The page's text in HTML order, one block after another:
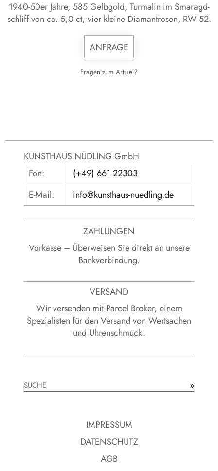
1940-50er Jahre, 585 Gelb­gold, Turma­lin im Sma­ragd­
schliff von ca. 5,0 ct, vier klei­ne Dia­man­tro­sen, RW 52.
ANFRAGE
Fragen zum Artikel?
KUNSTHAUS NÜDLING GmbH
Fon:
(+49) 661 22303
E-Mail:
info@kunsthaus-nuedling.de
ZAHLUNGEN
Vorkasse – Überweisen Sie direkt an unsere
Bankverbindung.
VERSAND
Wir versenden mit Parcel Broker, einem
Spezialisten für den Versand von Wertsachen
und Uhrenschmuck.
Suchen »
IMPRESSUM
DATENSCHUTZ
AGB